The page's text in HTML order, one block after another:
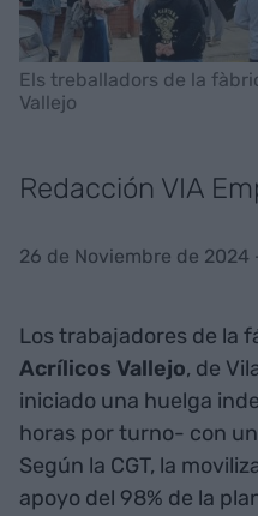
Els treballadors de la
Vallejo
Redacción VIA
26 de Noviembre de 2024
Los trabajadores de la
Acrílicos Vallejo, de
iniciado una huelga
horas por turno- con
Según la CGT, la
apoyo del 98% de la